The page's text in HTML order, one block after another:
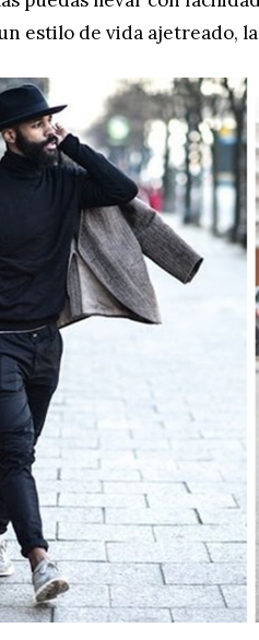
estilo de vida ajetreado,